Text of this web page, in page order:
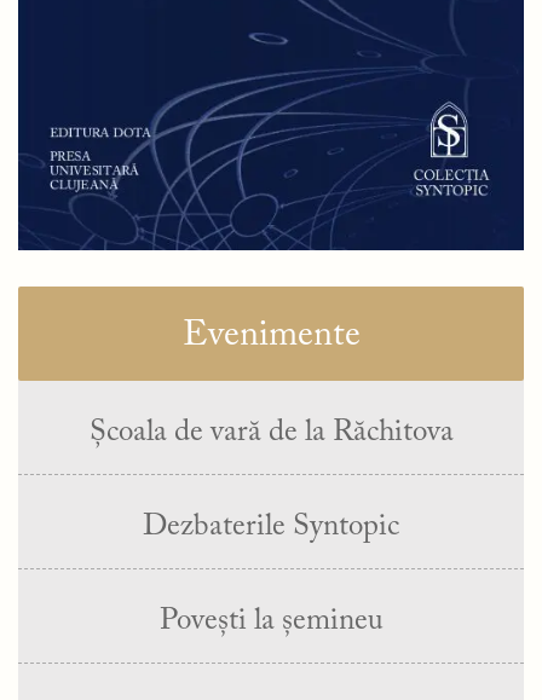
Evenimente
Școala de vară de la Răchitova
Dezbaterile Syntopic
Povești la șemineu